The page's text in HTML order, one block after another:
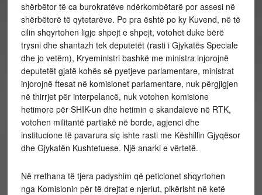
shërbëtor të ca burokratëve ndërkombëtarë por assesi në
shërbëtorë të qytetarëve. Po pra është po ky Kuvend, në të
cilin shqyrtohen ligje shpejt e shpejt, votohet duke bërë
trysni dhe shantazh tek deputetët (rasti i Gjykatës Speciale
dhe jo vetëm), Kryeministri bashkë me ministra injorojnë
deputetët gjatë kohës së pyetjeve parlamentare, ministrat
injorojnë ftesat në komisionet parlamentare, nuk përgjigjen
në thirrjet për interpelancë, nuk votohen komisione
hetimore për SHIK-un dhe hetimin e skandaleve në RTK,
votohen militantë partiakë në borde, agjenci dhe
institucione të pavarura siç ishte rasti me Këshillin Gjyqësor
dhe Gjykatën Kushtetuese. Një anarki e vërtetë.
Në rrethana të tjera padyshim që peticionet shqyrtohen
nga Komisionin për të drejtat e njeriut, pikërisht në ketë